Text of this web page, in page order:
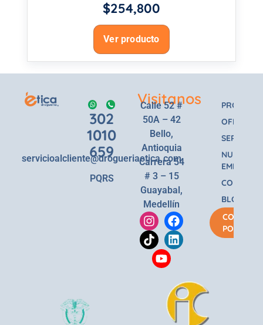
$254,800
Ver producto
302
1010
659
servicioalcliente@drogueriaetica.com
PQRS
Visitanos
Calle 52 #
50A – 42
Bello,
Antioquia
Carrera 54
# 3 – 15
Guayabal,
Medellín
OFERTAS
SERVICIOS
NUESTRA
EMPRESA
BLOG
COMPRA
POR